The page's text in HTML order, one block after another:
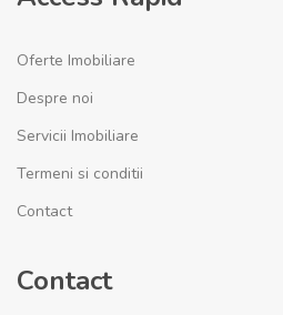
Oferte Imobiliare
Despre noi
Servicii Imobiliare
Termeni si conditii
Contact
Contact